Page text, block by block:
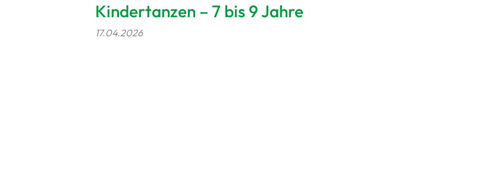
Kindertanzen – 7 bis 9 Jahre
17.04.2026